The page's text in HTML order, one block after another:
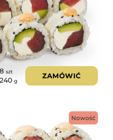
8 szt
240 g
ZAMÓWIĆ
Nowość